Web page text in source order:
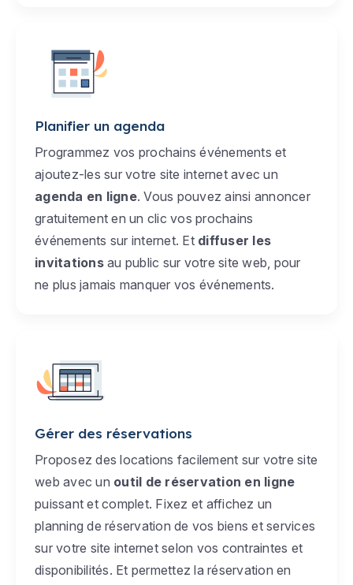
Planifier un agenda
Programmez vos prochains événements et
ajoutez-les sur votre site internet avec un
agenda en ligne. Vous pouvez ainsi annoncer
gratuitement en un clic vos prochains
événements sur internet. Et diffuser les
invitationsau public sur votre site web, pour
ne plus jamais manquer vos événements.
Gérer des réservations
Proposez des locations facilement sur votre site
web avec un outil de réservation en ligne
puissant et complet. Fixez et affichez un
planning de réservation de vos biens et services
sur votre site internet selon vos contraintes et
disponibilités. Et permettez la réservation en